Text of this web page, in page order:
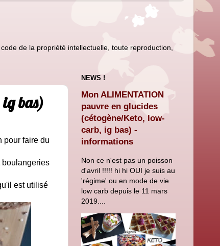
de la propriété intellectuelle, toute reproduction,
bas)
pour faire du
boulangeries
est utilisé
NEWS !
Mon ALIMENTATION
pauvre en glucides
(cétogène/Keto, low-
carb, ig bas) -
informations
Non ce n'est pas un poisson
d'avril !!!!! hi hi OUI je suis au
'régime' ou en mode de vie
low carb depuis le 11 mars
2019....